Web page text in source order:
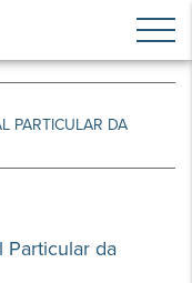
PARTICULAR DA
Particular da